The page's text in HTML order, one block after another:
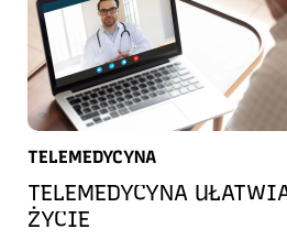
TELEMEDYCYNA
TELEMEDYCYNA
ŻYCIE